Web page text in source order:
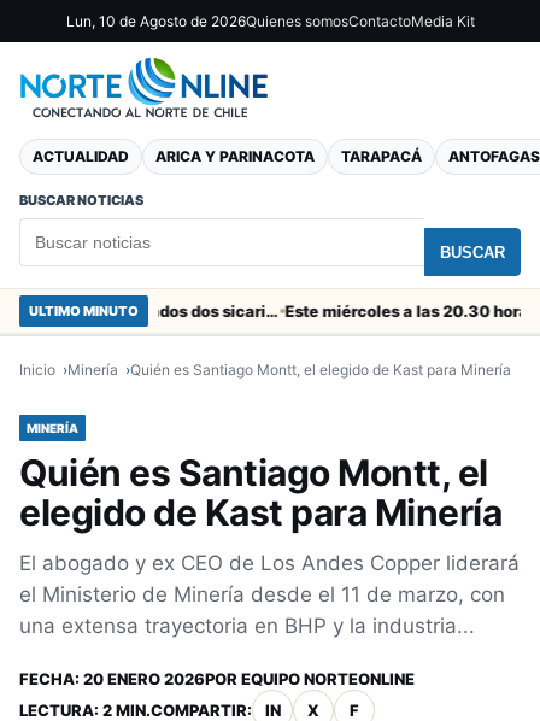
Lun, 10 de Agosto de 2026Quienes somosContactoMedia Kit
ACTUALIDAD ARICA Y PARINACOTA TARAPACÁ
BUSCAR NOTICIAS
BUSCAR
ULTIMO MINUTO En el “colador” de Cuya fueron capturados dos sicarios colombianos
Inicio Minería Quién es Santiago Montt, el elegido de Kast para Minería
MINERÍA
Quién es Santiago Montt, el
elegido de Kast para Minería
El abogado y ex CEO de Los Andes Copper liderará
el Ministerio de Minería desde el 11 de marzo, con
una extensa trayectoria en BHP y la industria...
FECHA: 20 ENERO 2026POR EQUIPO NORTEONLINE
LECTURA: 2 MIN.COMPARTIR: IN X F